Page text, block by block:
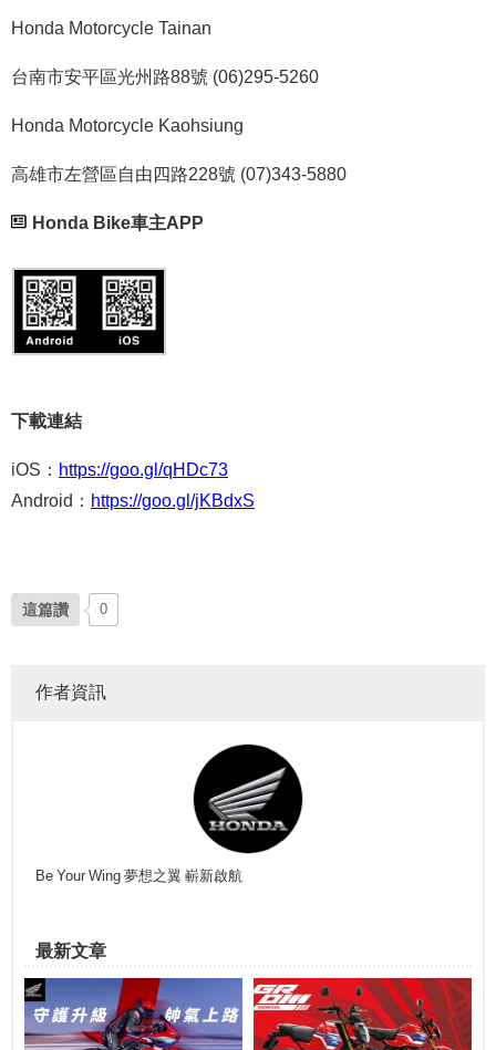
Honda Motorcycle Tainan
台南市安平區光州路88號 (06)295-5260
Honda Motorcycle Kaohsiung
高雄市左營區自由四路228號 (07)343-5880
Honda Bike車主APP
下載連結
iOS： https://goo.gl/qHDc73
Android： https://goo.gl/jKBdxS
這篇讚 0
作者資訊
Be Your Wing 夢想之翼 嶄新啟航
最新文章